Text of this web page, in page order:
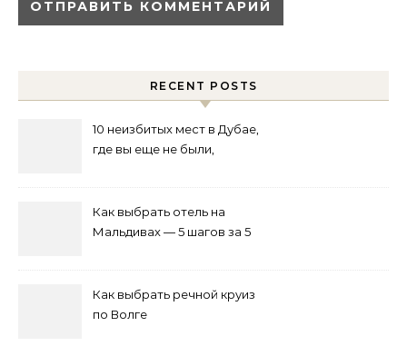
RECENT POSTS
10 неизбитых мест в Дубае,
где вы еще не были,
Как выбрать отель на
Мальдивах — 5 шагов за 5
Как выбрать речной круиз
по Волге